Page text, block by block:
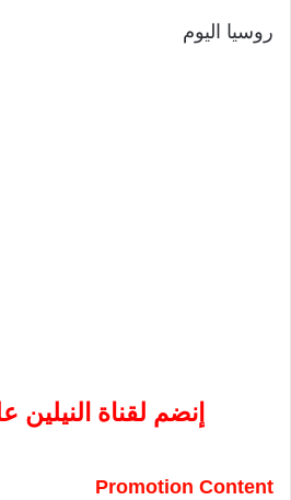
روسيا اليوم
إنضم لقناة
Promotion Content